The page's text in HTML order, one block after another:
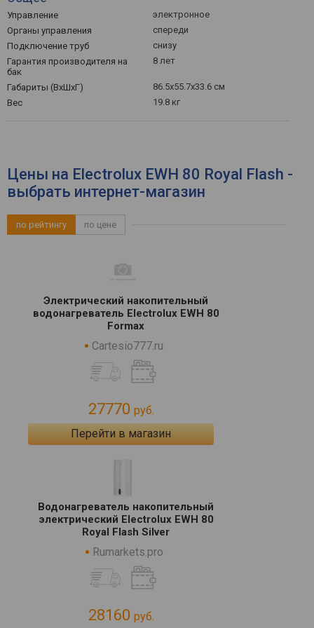
Управление
электронное
Органы управления
спереди
Подключение труб
снизу
Гарантия производителя на
бак
8 лет
Габариты (ВхШхГ)
86.5x55.7x33.6 см
Вес
19.8 кг
Цены на Electrolux EWH 80 Royal Flash -
выбрать интернет-магазин
по рейтингу по цене
Электрический накопительный
водонагреватель Electrolux EWH 80
Formax
Cartesio777.ru
27770 руб.
Перейти в магазин
Водонагреватель накопительный
электрический Electrolux EWH 80
Royal Flash Silver
Rumarkets.pro
28160 руб.